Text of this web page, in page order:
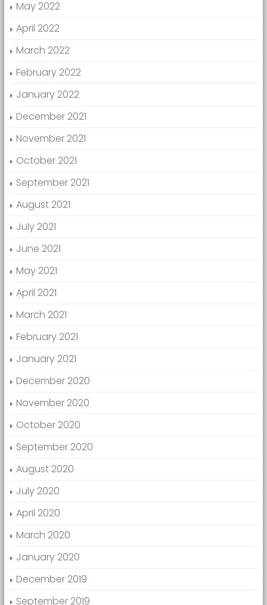
May 2022
April 2022
March 2022
February 2022
January 2022
December 2021
November 2021
October 2021
September 2021
August 2021
July 2021
June 2021
May 2021
April 2021
March 2021
February 2021
January 2021
December 2020
November 2020
October 2020
September 2020
August 2020
July 2020
April 2020
March 2020
January 2020
December 2019
September 2019